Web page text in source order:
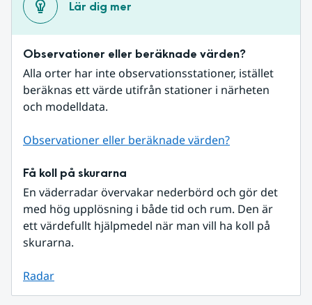
Lär dig mer
Observationer eller beräknade värden?
Alla orter har inte observationsstationer, istället
beräknas ett värde utifrån stationer i närheten
och modelldata.
Observationer eller beräknade värden?
Få koll på skurarna
En väderradar övervakar nederbörd och gör det
med hög upplösning i både tid och rum. Den är
ett värdefullt hjälpmedel när man vill ha koll på
skurarna.
Radar